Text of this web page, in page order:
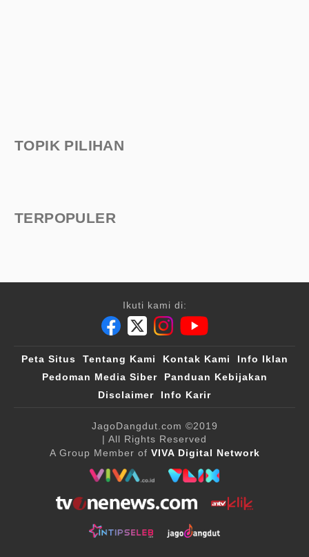
TOPIK PILIHAN
TERPOPULER
Ikuti kami di:
Peta Situs Tentang Kami Kontak Kami
Info Iklan
Pedoman Media Siber
Panduan Kebijakan
Disclaimer
Info Karir
JagoDangdut.com ©2019
| All Rights Reserved
A Group Member of VIVA Digital Network